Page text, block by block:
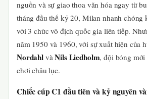
nguồn và sự giao thoa văn hóa ngay từ
tháng đầu thế kỷ 20, Milan nhanh chóng
với 3 chức vô địch quốc gia liên tiếp.
năm 1950 và 1960, với sự xuất hiện của
NordahlvàNils Liedholm, đội bóng mới
chơi châu lục.
Chiếc cúp C1 đầu tiên và kỷ nguyên